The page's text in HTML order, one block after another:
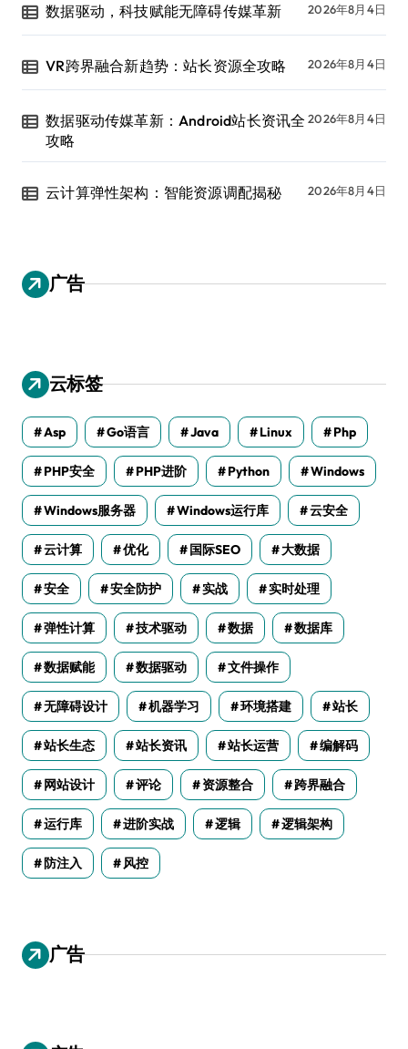
数据驱动，科技赋能无障碍传媒革新 2026年8月4日
VR跨界融合新趋势：站长资源全攻略 2026年8月4日
数据驱动传媒革新：Android站长资讯全
攻略
2026年8月4日
云计算弹性架构：智能资源调配揭秘 2026年8月4日
广告
云标签
Asp Go语言 Java Linux Php
PHP安全 PHP进阶 Python Windows
Windows服务器 Windows运行库 云安全
云计算 优化 国际SEO 大数据
安全 安全防护 实战 实时处理
弹性计算 技术驱动 数据 数据库
数据赋能 数据驱动 文件操作
无障碍设计 机器学习 环境搭建 站长
站长生态 站长资讯 站长运营 编解码
网站设计 评论 资源整合 跨界融合
运行库 进阶实战 逻辑 逻辑架构
防注入 风控
广告